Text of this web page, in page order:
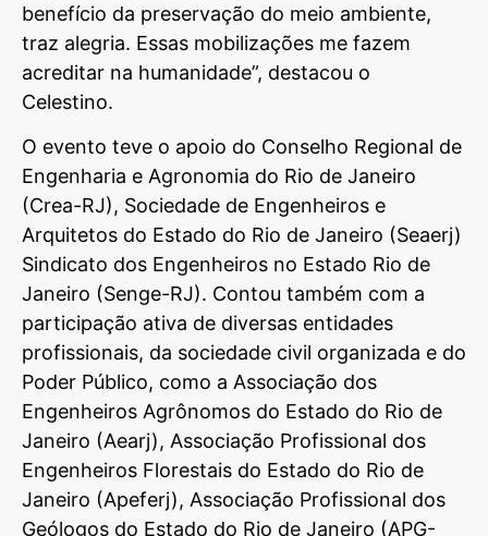
benefício da preservação do meio ambiente,
traz alegria. Essas mobilizações me fazem
acreditar na humanidade”, destacou o
Celestino.
O evento teve o apoio do Conselho Regional de
Engenharia e Agronomia do Rio de Janeiro
(Crea-RJ), Sociedade de Engenheiros e
Arquitetos do Estado do Rio de Janeiro (Seaerj)
Sindicato dos Engenheiros no Estado Rio de
Janeiro (Senge-RJ). Contou também com a
participação ativa de diversas entidades
profissionais, da sociedade civil organizada e do
Poder Público, como a Associação dos
Engenheiros Agrônomos do Estado do Rio de
Janeiro (Aearj), Associação Profissional dos
Engenheiros Florestais do Estado do Rio de
Janeiro (Apeferj), Associação Profissional dos
Geólogos do Estado do Rio de Janeiro (APG-